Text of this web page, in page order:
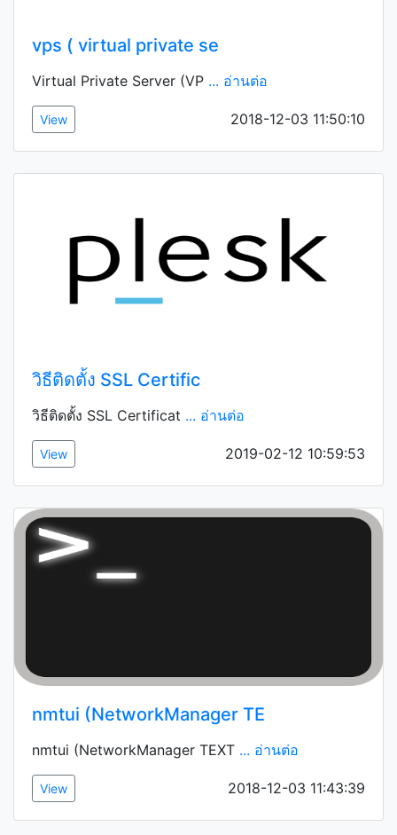
vps ( virtual private se
Virtual Private Server (VP ... อ่านต่อ
View 2018-12-03 11:50:10
วิธีติดตั้ง SSL Certific
วิธีติดตั้ง SSL Certificat ... อ่านต่อ
View 2019-02-12 10:59:53
nmtui (NetworkManager TE
nmtui (NetworkManager TEXT ... อ่านต่อ
View 2018-12-03 11:43:39